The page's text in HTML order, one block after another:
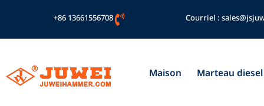
+86 13661556708 Courriel :
Maison Marteau diesel